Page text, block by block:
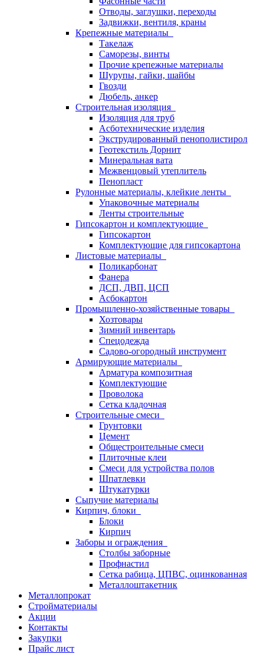
Отводы, заглушки, переходы
Задвижки, вентиля, краны
Крепежные материалы
Такелаж
Саморезы, винты
Прочие крепежные материалы
Шурупы, гайки, шайбы
Гвозди
Дюбель, анкер
Строительная изоляция
Изоляция для труб
Асботехнические изделия
Экструдированный пенополистирол
Геотекстиль Дорнит
Минеральная вата
Межвенцовый утеплитель
Пенопласт
Рулонные материалы, клейкие ленты
Упаковочные материалы
Ленты строительные
Гипсокартон и комплектующие
Гипсокартон
Комплектующие для гипсокартона
Листовые материалы
Поликарбонат
Фанера
ДСП, ДВП, ЦСП
Асбокартон
Промышленно-хозяйственные товары
Хозтовары
Зимний инвентарь
Спецодежда
Садово-огородный инструмент
Армирующие материалы
Арматура композитная
Комплектующие
Проволока
Сетка кладочная
Строительные смеси
Грунтовки
Цемент
Общестроительные смеси
Плиточные клеи
Смеси для устройства полов
Шпатлевки
Штукатурки
Сыпучие материалы
Кирпич, блоки
Блоки
Кирпич
Заборы и ограждения
Столбы заборные
Профнастил
Сетка рабица, ЦПВС, оцинкованная
Металлоштакетник
Металлопрокат
Стройматериалы
Акции
Контакты
Закупки
Прайс лист